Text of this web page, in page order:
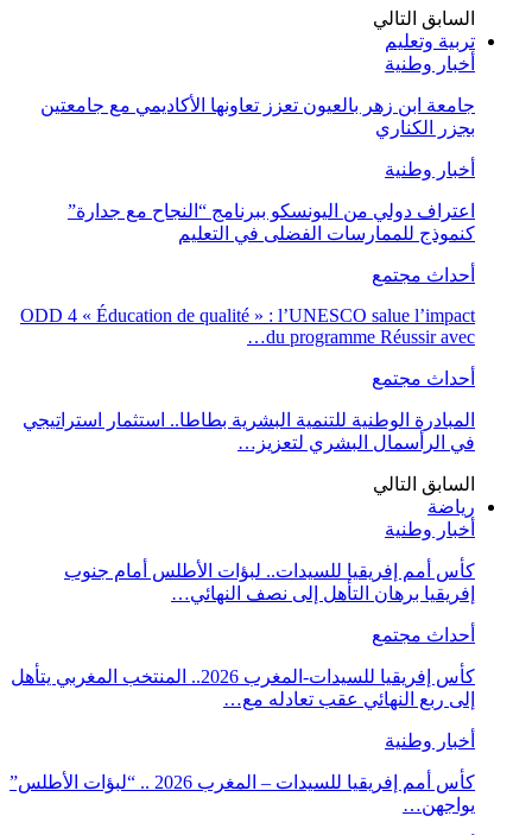
السابق التالي
تربية وتعليم
أخبار وطنية
جامعة ابن زهر بالعيون تعزز تعاونها الأكاديمي مع جامعتين
بجزر الكناري
أخبار وطنية
اعتراف دولي من اليونسكو ببرنامج “النجاح مع جدارة”
كنموذج للممارسات الفضلى في التعليم
أحداث مجتمع
ODD 4 « Éducation de qualité » : l’UNESCO salue l’impact
du programme Réussir avec…
أحداث مجتمع
المبادرة الوطنية للتنمية البشرية بطاطا.. استثمار استراتيجي
في الرأسمال البشري لتعزيز…
السابق التالي
رياضة
أخبار وطنية
كأس أمم إفريقيا للسيدات.. لبؤات الأطلس أمام جنوب
إفريقيا برهان التأهل إلى نصف النهائي…
أحداث مجتمع
كأس إفريقيا للسيدات-المغرب 2026.. المنتخب المغربي يتأهل
إلى ربع النهائي عقب تعادله مع…
أخبار وطنية
كأس أمم إفريقيا للسيدات – المغرب 2026 .. “لبؤات الأطلس”
يواجهن…